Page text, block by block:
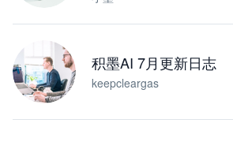
积墨AI 7月更新日志
keepcleargas